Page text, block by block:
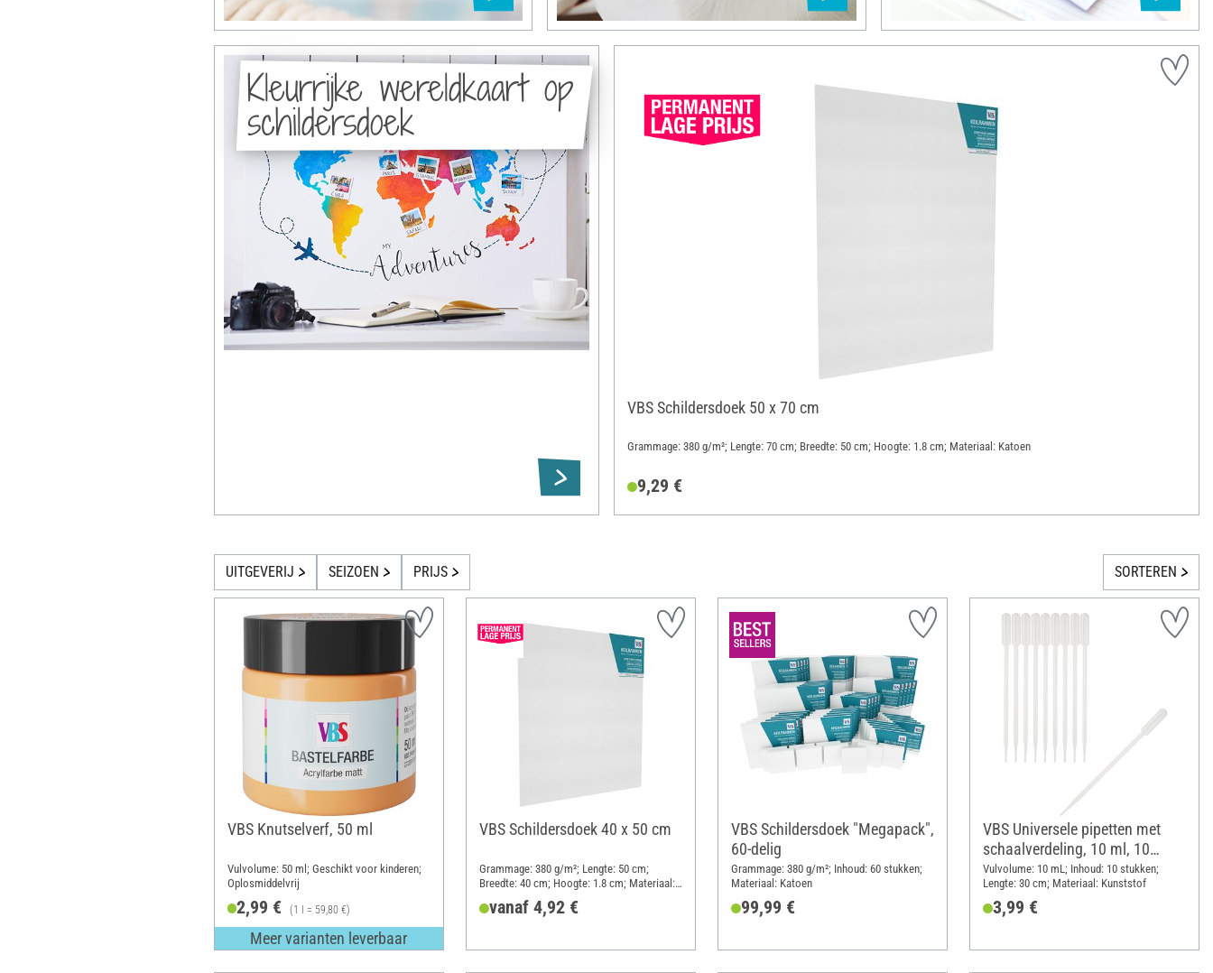
Kleurrijke wereldkaart op
schildersdoek
VBS Schildersdoek 50 x 70 cm
Grammage: 380 g/m²; Lengte: 70 cm; Breedte: 50 cm; Hoogte: 1.8 cm; Materiaal: Katoen
9,29 €
UITGEVERIJ SEIZOEN PRIJS SORTEREN
VBS Knutselverf, 50 ml
Vulvolume: 50 ml; Geschikt voor kinderen;
Oplosmiddelvrij
2,99 € (1 l = 59,80 €)
Meer varianten leverbaar
VBS Schildersdoek 40 x 50 cm
Grammage: 380 g/m²; Lengte: 50 cm;
Breedte: 40 cm; Hoogte: 1.8 cm; Materiaal:
vanaf 4,92 €
VBS Schildersdoek "Megapack",
60-delig
Grammage: 380 g/m²; Inhoud: 60 stukken;
Materiaal: Katoen
99,99 €
VBS Universele pipetten met
schaalverdeling, 10 ml, 10
stuks
Vulvolume: 10 mL; Inhoud: 10 stukken;
Lengte: 30 cm; Materiaal: Kunststof
3,99 €